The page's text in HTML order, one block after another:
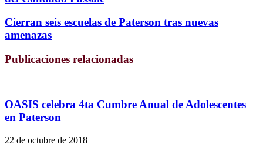
Cierran seis escuelas de Paterson tras nuevas
amenazas
Publicaciones relacionadas
OASIS celebra 4ta Cumbre Anual de Adolescentes
en Paterson
22 de octubre de 2018